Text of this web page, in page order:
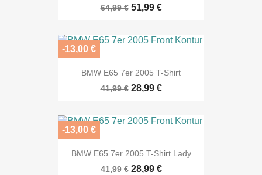
64,99 € 51,99 €
BMW E65 7er 2005 T-Shirt
41,99 € 28,99 €
-13,00 €
BMW E65 7er 2005 T-Shirt Lady
41,99 € 28,99 €
-13,00 €